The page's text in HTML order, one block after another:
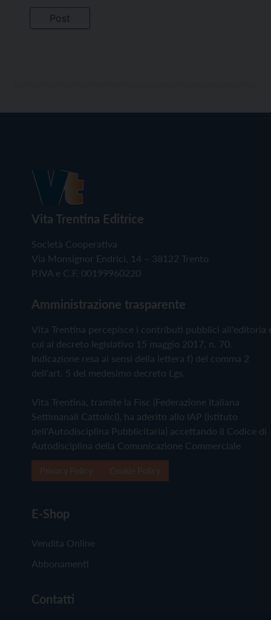
Vita Trentina Editrice
Società Cooperativa
Via Monsignor Endrici, 14 – 38122 Trento
P.IVA e C.F. 00199960220
Amministrazione trasparente
Vita Trentina percepisce i contributi pubblici all'editoria
cui al decreto legislativo 15 maggio 2017, n. 70.
Indicazione resa ai sensi della lettera f) del comma 2
dell'art. 5 del medesimo decreto Lgs.
Vita Trentina, tramite la Fisc (Federazione Italiana
Settimanali Cattolici), ha aderito allo IAP (Istituto
dell'Autodisciplina Pubblicitaria) accettando il Codice di
Autodisciplina della Comunicazione Commerciale
E-Shop
Vendita Online
Abbonamenti
Contatti